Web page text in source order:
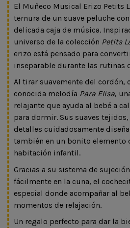
El Muñeco Musical Erizo Petits
ternura de un suave peluche
delicada caja de música.
universo de la colección Petits
erizo está pensado para
inseparable durante las rutinas
Al tirar suavemente del cordón,
conocida melodía Para Elisa,
relajante que ayuda al bebé a
para dormir. Sus suaves
detalles cuidadosamente
también en un bonito elemento
habitación infantil.
Gracias a su sistema de
fácilmente en la cuna, el
especial donde acompañar al
momentos de relajación.
Un regalo perfecto para dar la